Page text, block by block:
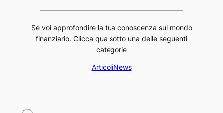
Se voi approfondire la tua conoscenza sul mondo
finanziario. Clicca qua sotto una delle seguenti
categorie
ArticoliNews